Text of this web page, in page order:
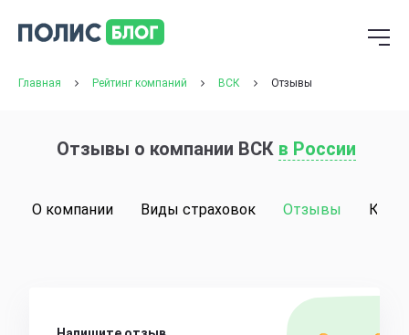
Главная Рейтинг компаний ВСК Отзывы
Отзывы о компании ВСК в России
О компании Виды страховок Отзывы